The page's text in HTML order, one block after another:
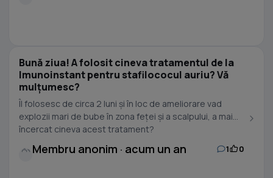
Bună ziua! A folosit cineva tratamentul de la
Imunoinstant pentru stafilococul auriu? Vă
mulțumesc?
Îl folosesc de circa 2 luni și în loc de ameliorare vad
explozii mari de bube în zona feței și a scalpului, a mai
încercat cineva acest tratament?
Membru anonim · acum un an 1 0